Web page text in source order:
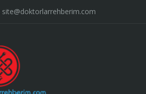
site@doktorlarrehberim.com